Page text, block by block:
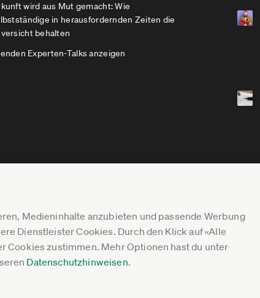
Medieninhalte anzubieten und passende Werbung
Dienstleister Cookies. Durch den Klick auf «Alle
Cookies zustimmen. Mehr Optionen hast du unter
Datenschutzhinweisen.
wird aus Mut gemacht: Wie
in herausfordernden Zeiten die
behalten
Experten-Talks anzeigen